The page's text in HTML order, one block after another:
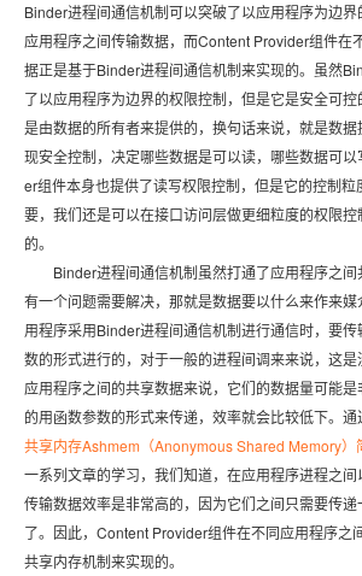
Binder进程间通信机制可以突破了以应用程序为边
应用程序之间传输数据，而Content Provider组件在
据正是基于Binder进程间通信机制来实现的。虽然
了以应用程序为边界的权限控制，但是它是安全可
是由数据的所有者来提供的，换句话来说，就是数
现安全控制，决定哪些数据是可以读，哪些数据可
er组件本身也提供了读写权限控制，但是它的控制
要，我们还是可以在接口访问层做更细粒度的权限控
的。
Binder进程间通信机制虽然打通了应用程序之间
有一个问题需要解决，那就是数据要以什么来作来
用程序采用Binder进程间通信机制进行通信时，要
数的形式进行的，对于一般的进程间调来来说，这
应用程序之间的共享数据来说，它们的数据量可能
的用函数参数的形式来传递，效率就会比较低下。通
共享内存Ashmem（Anonymous Shared Memory）
一系列文章的学习，我们知道，在应用程序进程之
传输数据效率是非常高的，因为它们之间只需要传
了。因此，Content Provider组件在不同应用程序之
共享内存机制来实现的。